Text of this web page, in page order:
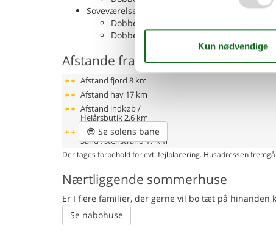
Soveværelse
Dobbeltseng - 120x200cm
Dobbeltseng - 180x200cm
Afstande fra ferieboligen og
Afstand fjord 8 km
Afstand hav 17 km
Afstand indkøb /
Helårsbutik2,6 km
Afstand strand /
Sand-/stenstrand17 km
😎 Se solens bane
Der tages forbehold for evt. fejlplacering. Husadressen
Nærtliggende sommerhuse
Er I flere familier, der gerne vil bo tæt på hinanden
Se nabohuse